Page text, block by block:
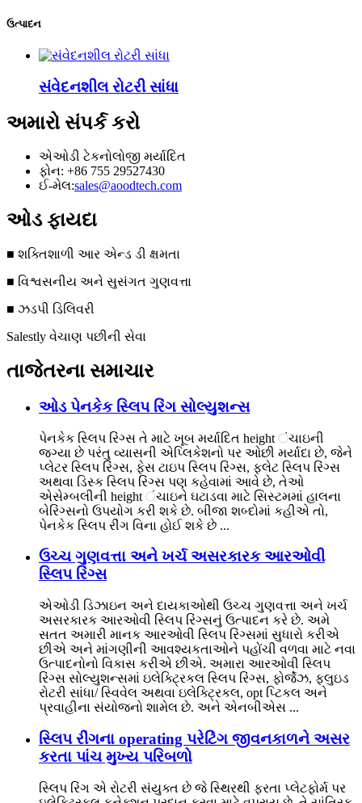
ઉત્પાદન
સંવેદનશીલ રોટરી સાંધા
અમારો સંપર્ક કરો
એઓડી ટેકનોલોજી મર્યાદિત
ફોન: +86 755 29527430
ઈ-મેલ:sales@aoodtech.com
ઓડ ફાયદા
■ શક્તિશાળી આર એન્ડ ડી ક્ષમતા
■ વિશ્વસનીય અને સુસંગત ગુણવત્તા
■ ઝડપી ડિલિવરી
Salestly વેચાણ પછીની સેવા
તાજેતરના સમાચાર
ઓડ પેનકેક સ્લિપ રિંગ સોલ્યુશન્સ
પેનકેક સ્લિપ રિંગ્સ તે માટે ખૂબ મર્યાદિત height ંચાઇની
જગ્યા છે પરંતુ વ્યાસની એપ્લિકેશનો પર ઓછી મર્યાદા છે, જેને
પ્લેટર સ્લિપ રિંગ્સ, ફેસ ટાઇપ સ્લિપ રિંગ્સ, ફ્લેટ સ્લિપ રિંગ્સ
અથવા ડિસ્ક સ્લિપ રિંગ્સ પણ કહેવામાં આવે છે, તેઓ
એસેમ્બલીની height ંચાઇને ઘટાડવા માટે સિસ્ટમમાં હાલના
બેરિંગ્સનો ઉપયોગ કરી શકે છે. બીજા શબ્દોમાં કહીએ તો,
પેનકેક સ્લિપ રીંગ વિના હોઈ શકે છે ...
ઉચ્ચ ગુણવત્તા અને ખર્ચ અસરકારક આરઓવી
સ્લિપ રિંગ્સ
એઓડી ડિઝાઇન અને દાયકાઓથી ઉચ્ચ ગુણવત્તા અને ખર્ચ
અસરકારક આરઓવી સ્લિપ રિંગ્સનું ઉત્પાદન કરે છે. અમે
સતત અમારી માનક આરઓવી સ્લિપ રિંગ્સમાં સુધારો કરીએ
છીએ અને માંગણીની આવશ્યકતાઓને પહોંચી વળવા માટે નવા
ઉત્પાદનોનો વિકાસ કરીએ છીએ. અમારા આરઓવી સ્લિપ
રિંગ્સ સોલ્યુશન્સમાં ઇલેક્ટ્રિકલ સ્લિપ રિંગ્સ, ફોર્જેઝ, ફ્લુઇડ
રોટરી સાંધા/ સ્વિવેલ અથવા ઇલેક્ટ્રિકલ, opt પ્ટિકલ અને
પ્રવાહીના સંયોજનો શામેલ છે. અને એનબીએસ ...
સ્લિપ રીંગના operating પરેટિંગ જીવનકાળને અસર
કરતા પાંચ મુખ્ય પરિબળો
સ્લિપ રિંગ એ રોટરી સંયુક્ત છે જે સ્થિરથી ફરતા પ્લેટફોર્મ પર